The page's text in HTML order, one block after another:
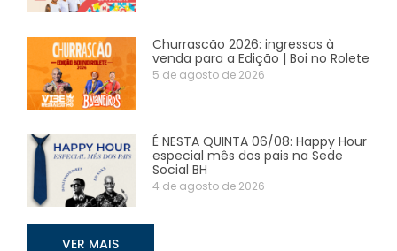
Churrascão 2026: ingressos à
venda para a Edição | Boi no Rolete
5 de agosto de 2026
É NESTA QUINTA 06/08: Happy Hour
especial mês dos pais na Sede
Social BH
4 de agosto de 2026
VER MAIS